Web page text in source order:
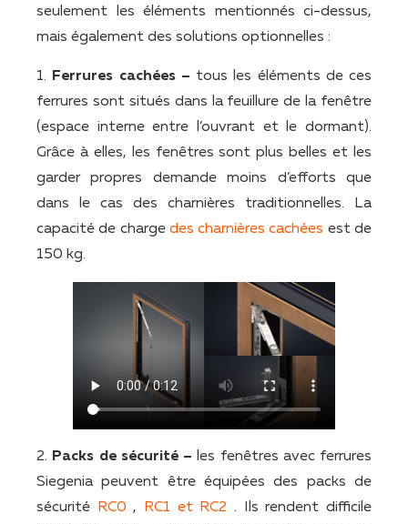
seulement les éléments mentionnés ci-dessus,
mais également des solutions optionnelles :
1. Ferrures cachées – tous les éléments de ces
ferrures sont situés dans la feuillure de la fenêtre
(espace interne entre l’ouvrant et le dormant).
Grâce à elles, les fenêtres sont plus belles et les
garder propres demande moins d’efforts que
dans le cas des charnières traditionnelles. La
capacité de charge des charnières cachées est de
150 kg.
2. Packs de sécurité – les fenêtres avec ferrures
Siegenia peuvent être équipées des packs de
sécurité
RC0 , RC1 et RC2 . Ils rendent difficile